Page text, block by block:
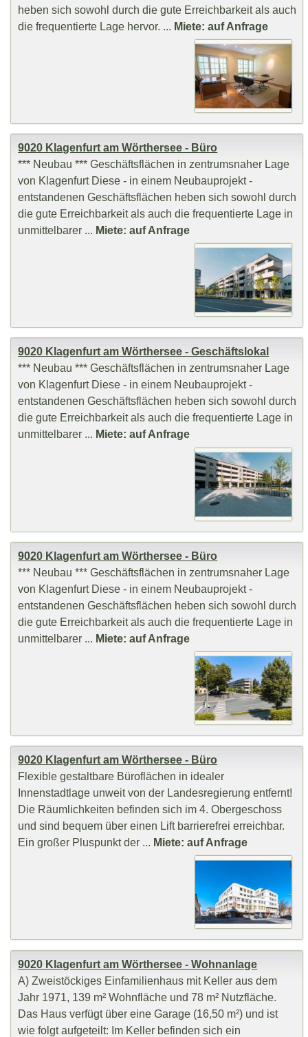
heben sich sowohl durch die gute Erreichbarkeit als auch
die frequentierte Lage hervor. ... Miete: auf Anfrage
9020 Klagenfurt am Wörthersee - Büro
*** Neubau *** Geschäftsflächen in zentrumsnaher Lage
von Klagenfurt Diese - in einem Neubauprojekt -
entstandenen Geschäftsflächen heben sich sowohl durch
die gute Erreichbarkeit als auch die frequentierte Lage in
unmittelbarer ... Miete: auf Anfrage
9020 Klagenfurt am Wörthersee - Geschäftslokal
*** Neubau *** Geschäftsflächen in zentrumsnaher Lage
von Klagenfurt Diese - in einem Neubauprojekt -
entstandenen Geschäftsflächen heben sich sowohl durch
die gute Erreichbarkeit als auch die frequentierte Lage in
unmittelbarer ... Miete: auf Anfrage
9020 Klagenfurt am Wörthersee - Büro
*** Neubau *** Geschäftsflächen in zentrumsnaher Lage
von Klagenfurt Diese - in einem Neubauprojekt -
entstandenen Geschäftsflächen heben sich sowohl durch
die gute Erreichbarkeit als auch die frequentierte Lage in
unmittelbarer ... Miete: auf Anfrage
9020 Klagenfurt am Wörthersee - Büro
Flexible gestaltbare Büroflächen in idealer
Innenstadtlage unweit von der Landesregierung entfernt!
Die Räumlichkeiten befinden sich im 4. Obergeschoss
und sind bequem über einen Lift barrierefrei erreichbar.
Ein großer Pluspunkt der ... Miete: auf Anfrage
9020 Klagenfurt am Wörthersee - Wohnanlage
A) Zweistöckiges Einfamilienhaus mit Keller aus dem
Jahr 1971, 139 m² Wohnfläche und 78 m² Nutzfläche.
Das Haus verfügt über eine Garage (16,50 m²) und ist
wie folgt aufgeteilt: Im Keller befinden sich ein